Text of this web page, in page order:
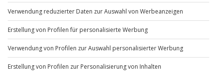
b2b@jochen-schweizer.de
www.b2b.jochen-schweizer.de/
Artikelnummer:61952